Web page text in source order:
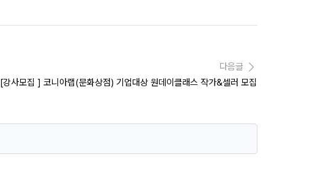
다음글
[강사모집 ] 코니아랩(문화상점) 기업대상 원데이클래스 작가&셀러 모집